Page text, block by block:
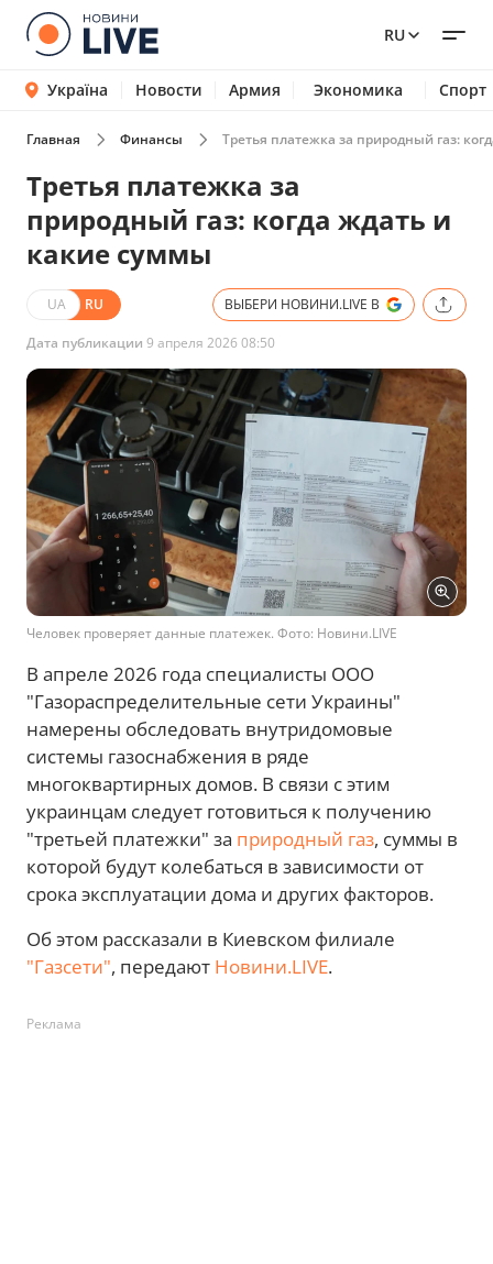
RU
Україна Новости Армия Экономика Спорт
Главная Финансы Третья платежка за природный газ:
Третья платежка за
природный газ: когда ждать и
какие суммы
UA RU ВЫБЕРИ НОВИНИ.LIVE В
Дата публикации 9 апреля 2026 08:50
Человек проверяет данные платежек. Фото: Новини.LIVE
В апреле 2026 года специалисты ООО
"Газораспределительные сети Украины"
намерены обследовать внутридомовые
системы газоснабжения в ряде
многоквартирных домов. В связи с этим
украинцам следует готовиться к получению
"третьей платежки" за природный газ, суммы в
которой будут колебаться в зависимости от
срока эксплуатации дома и других факторов.
Об этом рассказали в Киевском филиале
"Газсети", передают Новини.LIVE.
Реклама